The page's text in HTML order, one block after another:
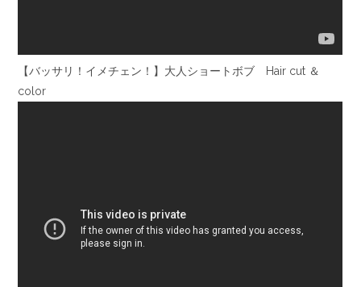
【バッサリ！イメチェン！】大人ショートボブ Hair cut ＆
color